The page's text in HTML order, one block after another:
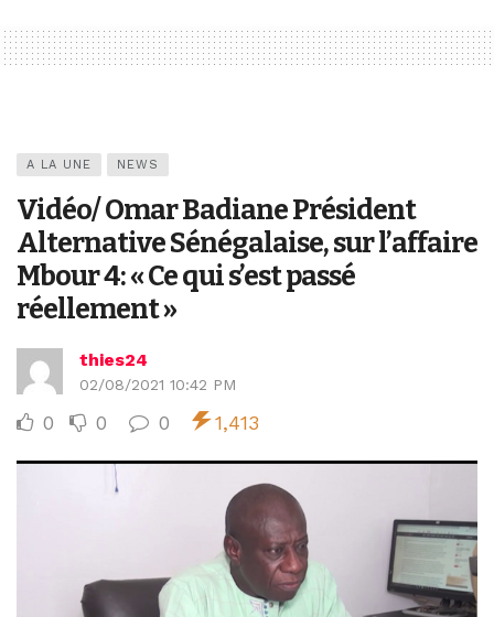
A LA UNE NEWS
Vidéo/ Omar Badiane Président
Alternative Sénégalaise, sur l’affaire
Mbour 4: « Ce qui s’est passé
réellement »
thies24
02/08/2021 10:42 PM
0 0 0 1,413